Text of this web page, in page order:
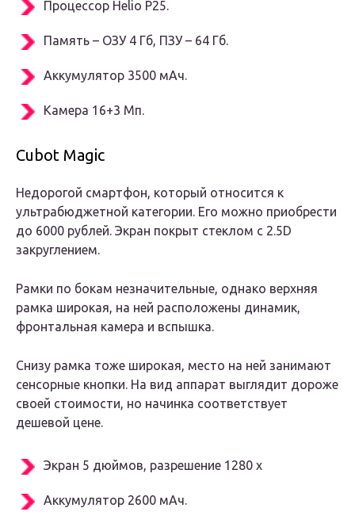
Процессор Helio P25.
Память – ОЗУ 4 Гб, ПЗУ – 64 Гб.
Аккумулятор 3500 мАч.
Камера 16+3 Мп.
Cubot Magic
Недорогой смартфон, который относится к
ультрабюджетной категории. Его можно приобрести
до 6000 рублей. Экран покрыт стеклом с 2.5D
закруглением.
Рамки по бокам незначительные, однако верхняя
рамка широкая, на ней расположены динамик,
фронтальная камера и вспышка.
Снизу рамка тоже широкая, место на ней занимают
сенсорные кнопки. На вид аппарат выглядит дороже
своей стоимости, но начинка соответствует
дешевой цене.
Экран 5 дюймов, разрешение 1280 x
Аккумулятор 2600 мАч.